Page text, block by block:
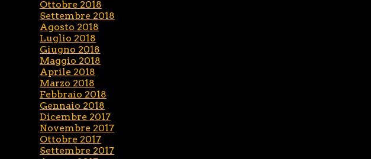
Ottobre 2018
Settembre 2018
Agosto 2018
Luglio 2018
Giugno 2018
Maggio 2018
Aprile 2018
Marzo 2018
Febbraio 2018
Gennaio 2018
Dicembre 2017
Novembre 2017
Ottobre 2017
Settembre 2017